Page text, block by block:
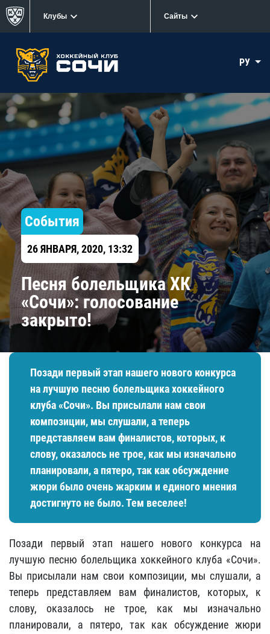
Клубы Сайты
РУ
События
26 ЯНВАРЯ, 2020, 13:32
Песня болельщика ХК
«Сочи»: голосование
закрыто!
Позади первый этап нашего нового конкурса
на лучшую песню болельщика хоккейного
клуба «Сочи». Вы присылали нам свои
композиции, мы слушали, а теперь
представляем вам финалистов, которых, к
слову, оказалось не трое, как мы изначально
планировали, а пятеро, так как обсуждение
жюри было очень жарким и единого мнения
достигнуто не было. Тем веселее!
Позади первый этап нашего нового конкурса на
лучшую песню болельщика хоккейного клуба «Сочи».
Вы присылали нам свои композиции, мы слушали, а
теперь представляем вам финалистов, которых, к
слову, оказалось не трое, как мы изначально
планировали, а пятеро, так как обсуждение жюри